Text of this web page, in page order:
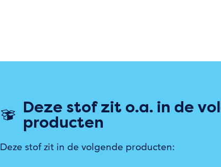
Deze stof zit o.a. in de
producten
Deze stof zit in de volgende producten: